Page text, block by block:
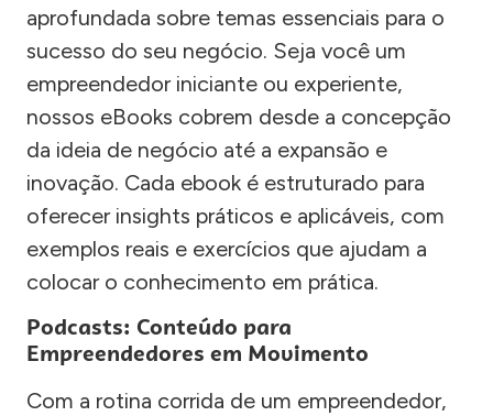
aprofundada sobre temas essenciais para o
sucesso do seu negócio. Seja você um
empreendedor iniciante ou experiente,
nossos eBooks cobrem desde a concepção
da ideia de negócio até a expansão e
inovação. Cada ebook é estruturado para
oferecer insights práticos e aplicáveis, com
exemplos reais e exercícios que ajudam a
colocar o conhecimento em prática.
Podcasts: Conteúdo para
Empreendedores em Movimento
Com a rotina corrida de um empreendedor,